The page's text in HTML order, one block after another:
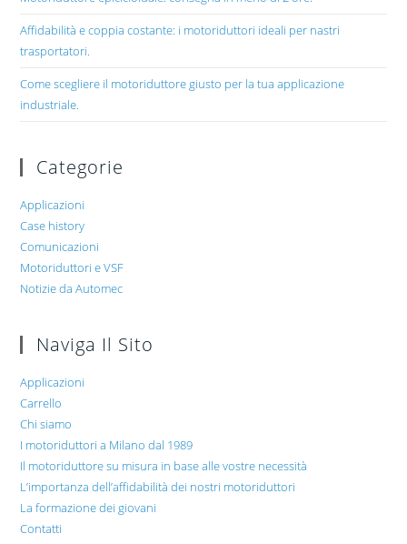
Affidabilità e coppia costante: i motoriduttori ideali per nastri
trasportatori.
Come scegliere il motoriduttore giusto per la tua applicazione
industriale.
Categorie
Applicazioni
Case history
Comunicazioni
Motoriduttori e VSF
Notizie da Automec
Naviga Il Sito
Applicazioni
Carrello
Chi siamo
I motoriduttori a Milano dal 1989
Il motoriduttore su misura in base alle vostre necessità
L’importanza dell’affidabilità dei nostri motoriduttori
La formazione dei giovani
Contatti